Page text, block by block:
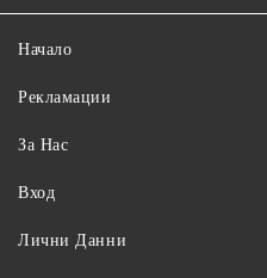
Начало
Рекламации
За Нас
Вход
Лични Данни